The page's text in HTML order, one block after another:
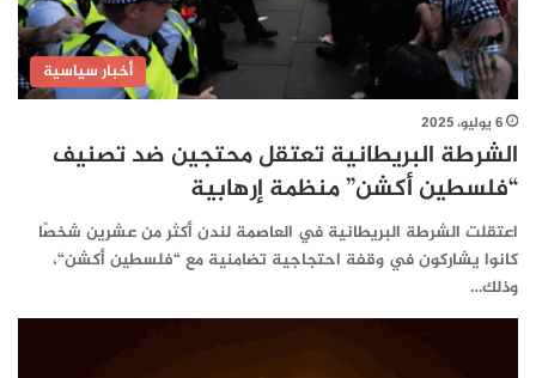
أخبار سياسية
6 يوليو، 2025
الشرطة البريطانية تعتقل محتجين ضد تصنيف
“فلسطين أكشن” منظمة إرهابية
اعتقلت الشرطة البريطانية في العاصمة لندن أكثر من عشرين شخصًا
كانوا يشاركون في وقفة احتجاجية تضامنية مع “فلسطين أكشن“،
وذلك…